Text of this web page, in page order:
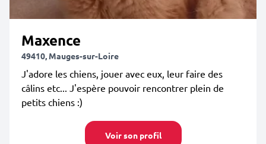
Maxence
49410, Mauges-sur-Loire
J'adore les chiens, jouer avec eux, leur faire des
câlins etc... J'espère pouvoir rencontrer plein de
petits chiens :)
Voir son profil